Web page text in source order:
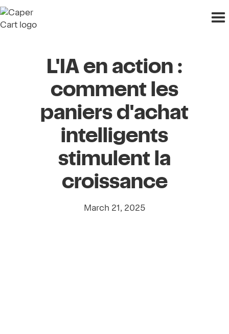
L'IA en action :
comment les
paniers d'achat
intelligents
stimulent la
croissance
March 21, 2025